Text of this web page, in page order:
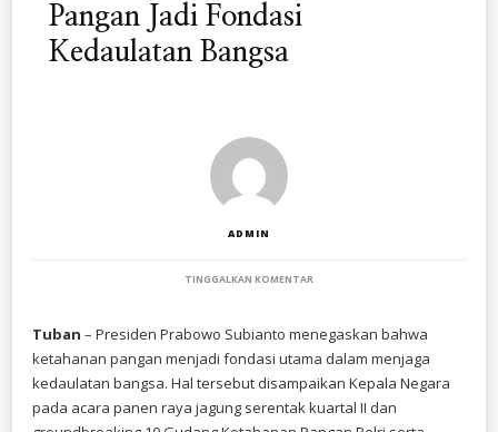
Pangan Jadi Fondasi
Kedaulatan Bangsa
ADMIN
TINGGALKAN KOMENTAR
KETAHANAN
PANGAN
JADI
FONDASI
KEDAULATAN
BANGSA
Tuban – Presiden Prabowo Subianto menegaskan bahwa
ketahanan pangan menjadi fondasi utama dalam menjaga
kedaulatan bangsa. Hal tersebut disampaikan Kepala Negara
pada acara panen raya jagung serentak kuartal II dan